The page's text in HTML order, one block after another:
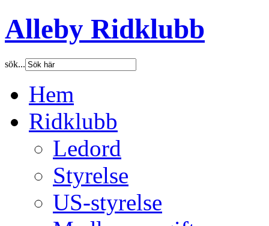
Alleby Ridklubb
sök...
Hem
Ridklubb
Ledord
Styrelse
US-styrelse